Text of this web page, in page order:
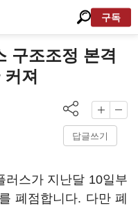
구독
구조조정 본격
져
답글쓰기
러스가 지난달 10일부
폐점합니다. 다만 폐